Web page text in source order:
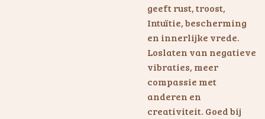
geeft rust, troost,
Intuïtie, bescherming
en innerlijke vrede.
Loslaten van negatieve
vibraties, meer
compassie met
anderen en
creativiteit. Goed bij